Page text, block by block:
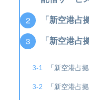
「新空港占
「新空港占
「新空港占
「新空港占